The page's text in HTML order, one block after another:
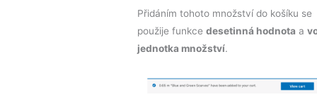
Přidáním tohoto množství do košíku se
použije funkce desetinná hodnota a
jednotka množství.